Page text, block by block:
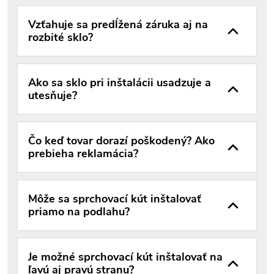
Vzťahuje sa predĺžená záruka aj na
rozbité sklo?
Ako sa sklo pri inštalácii usadzuje a
utesňuje?
Čo keď tovar dorazí poškodený? Ako
prebieha reklamácia?
Môže sa sprchovací kút inštalovať
priamo na podlahu?
Je možné sprchovací kút inštalovať na
ľavú aj pravú stranu?